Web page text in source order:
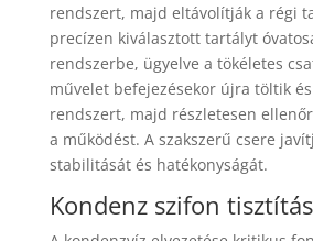
rendszert, majd eltávolítják a régi
precízen kiválasztott tartályt
rendszerbe, ügyelve a tökéletes
művelet befejezésekor újra töltik
rendszert, majd részletesen
a működést. A szakszerű csere
stabilitását és hatékonyságát.
Kondenz szifon